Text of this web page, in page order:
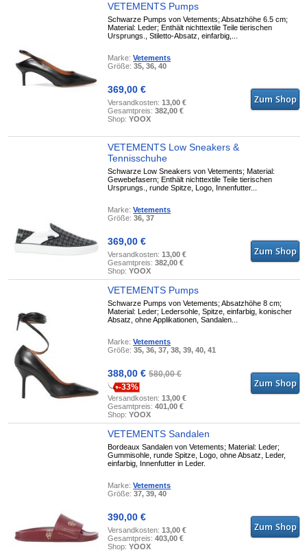
VETEMENTS Pumps
Schwarze Pumps von Vetements; Absatzhöhe 6.5 cm;
Material: Leder; Enthält nichttextile Teile tierischen
Ursprungs., Stiletto-Absatz, einfarbig,...
Marke:Vetements
Größe:35, 36, 40
369,00 €
Versandkosten:13,00 €
Gesamtpreis:382,00 €
Shop:YOOX
VETEMENTS Low Sneakers &
Tennisschuhe
Schwarze Low Sneakers von Vetements; Material:
Gewebefasern; Enthält nichttextile Teile tierischen
Ursprungs., runde Spitze, Logo, Innenfutter...
Marke:Vetements
Größe:36, 37
369,00 €
Versandkosten:13,00 €
Gesamtpreis:382,00 €
Shop:YOOX
VETEMENTS Pumps
Schwarze Pumps von Vetements; Absatzhöhe 8 cm;
Material: Leder; Ledersohle, Spitze, einfarbig, konischer
Absatz, ohne Applikationen, Sandalen...
Marke:Vetements
Größe:35, 36, 37, 38, 39, 40, 41
388,00 €580,00 €
-33%
Versandkosten:13,00 €
Gesamtpreis:401,00 €
Shop:YOOX
VETEMENTS Sandalen
Bordeaux Sandalen von Vetements; Material: Leder;
Gummisohle, runde Spitze, Logo, ohne Absatz, Leder,
einfarbig, Innenfutter in Leder.
Marke:Vetements
Größe:37, 39, 40
390,00 €
Versandkosten:13,00 €
Gesamtpreis:403,00 €
Shop:YOOX